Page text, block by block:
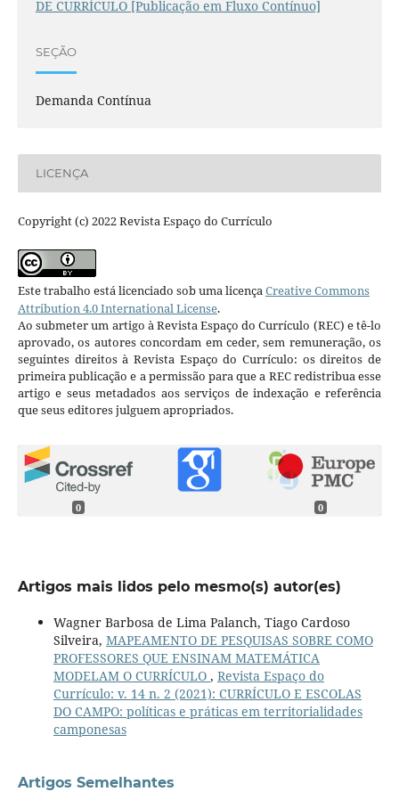
DE CURRÍCULO [Publicação em Fluxo Contínuo]
SEÇÃO
Demanda Contínua
LICENÇA
Copyright (c) 2022 Revista Espaço do Currículo
Este trabalho está licenciado sob uma licençaCreative Commons
Attribution 4.0 International License.
Ao submeter um artigo à Revista Espaço do Currículo (REC) e tê-lo
aprovado, os autores concordam em ceder, sem remuneração, os
seguintes direitos à Revista Espaço do Currículo: os direitos de
primeira publicação e a permissão para que a REC redistribua esse
artigo e seus metadados aos serviços de indexação e referência
que seus editores julguem apropriados.
0 0
Artigos mais lidos pelo mesmo(s) autor(es)
Wagner Barbosa de Lima Palanch, Tiago Cardoso
Silveira, MAPEAMENTO DE PESQUISAS SOBRE COMO
PROFESSORES QUE ENSINAM MATEMÁTICA
MODELAM O CURRÍCULO , Revista Espaço do
Currículo: v. 14 n. 2 (2021): CURRÍCULO E ESCOLAS
DO CAMPO: políticas e práticas em territorialidades
camponesas
Artigos Semelhantes